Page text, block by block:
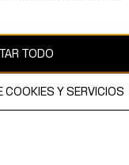
por copyright y es
TODO
COOKIES Y SERVICIOS